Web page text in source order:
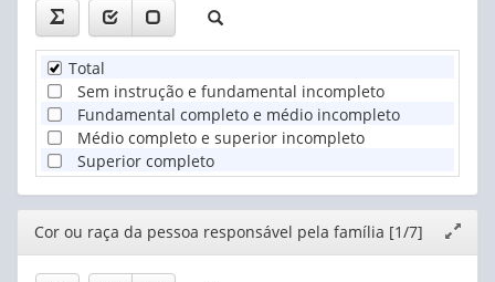
70 a 74 anos
75 a 79 anos
80 anos ou mais
Total
Sem instrução e fundamental incompleto
Fundamental completo e médio incompleto
Médio completo e superior incompleto
Superior completo
Editor
janela
Cor ou raça da pessoa responsável pela família [1/7]